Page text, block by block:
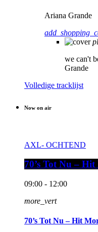
Ariana Grande
we can't
Grande
Volledige tracklijst
Now on air
AXL- OCHTEND
70’s Tot Nu –
09:00 - 12:00
more_vert
70’s Tot Nu – Hit